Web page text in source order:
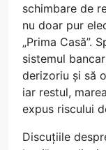
schimbare de
nu doar pur
„Prima Casă”.
sistemul
derizoriu și să
iar restul,
expus riscului
Discuțiile